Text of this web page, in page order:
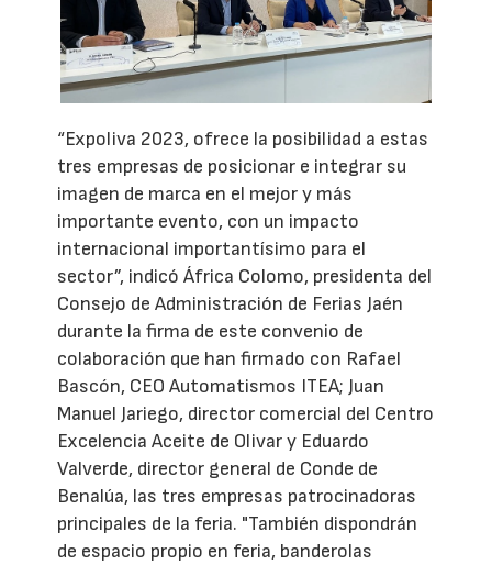
“Expoliva 2023, ofrece la posibilidad a estas
tres empresas de posicionar e integrar su
imagen de marca en el mejor y más
importante evento, con un impacto
internacional importantísimo para el
sector”, indicó África Colomo, presidenta del
Consejo de Administración de Ferias Jaén
durante la firma de este convenio de
colaboración que han firmado con Rafael
Bascón, CEO Automatismos ITEA; Juan
Manuel Jariego, director comercial del Centro
Excelencia Aceite de Olivar y Eduardo
Valverde, director general de Conde de
Benalúa, las tres empresas patrocinadoras
principales de la feria. "También dispondrán
de espacio propio en feria, banderolas